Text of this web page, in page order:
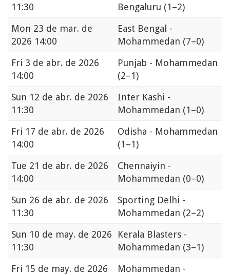
11:30
Bengaluru (1–2)
Mon 23 de mar. de
2026 14:00
East Bengal -
Mohammedan (7–0)
Fri 3 de abr. de 2026
14:00
Punjab - Mohammedan
(2–1)
Sun 12 de abr. de 2026
11:30
Inter Kashi -
Mohammedan (1–0)
Fri 17 de abr. de 2026
14:00
Odisha - Mohammedan
(1–1)
Tue 21 de abr. de 2026
14:00
Chennaiyin -
Mohammedan (0–0)
Sun 26 de abr. de 2026
11:30
Sporting Delhi -
Mohammedan (2–2)
Sun 10 de may. de 2026
11:30
Kerala Blasters -
Mohammedan (3–1)
Fri 15 de may. de 2026
Mohammedan -